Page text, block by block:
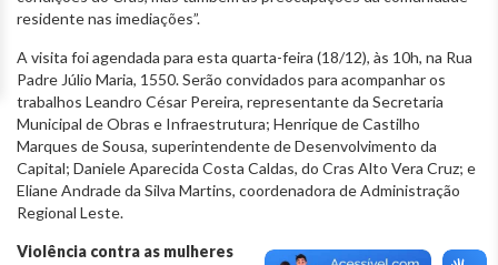
residente nas imediações”.
A visita foi agendada para esta quarta-feira (18/12), às 10h, na Rua
Padre Júlio Maria, 1550. Serão convidados para acompanhar os
trabalhos Leandro César Pereira, representante da Secretaria
Municipal de Obras e Infraestrutura; Henrique de Castilho
Marques de Sousa, superintendente de Desenvolvimento da
Capital; Daniele Aparecida Costa Caldas, do Cras Alto Vera Cruz; e
Eliane Andrade da Silva Martins, coordenadora de Administração
Regional Leste.
Violência contra as mulheres